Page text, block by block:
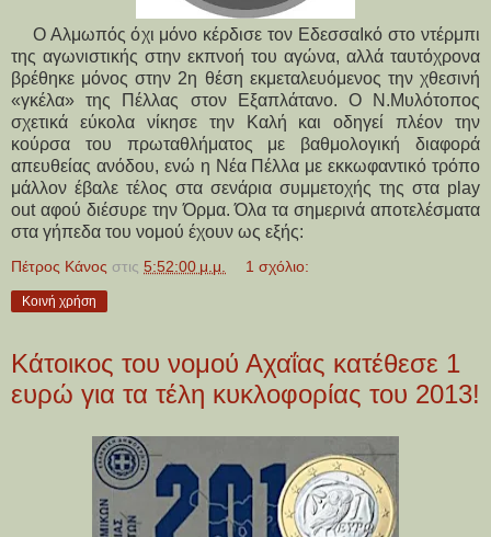
Ο Αλμωπός όχι μόνο κέρδισε τον ΕδεσσαΙκό στο ντέρμπι
της αγωνιστικής στην εκπνοή του αγώνα, αλλά ταυτόχρονα
βρέθηκε μόνος στην 2η θέση εκμεταλευόμενος την χθεσινή
«γκέλα» της Πέλλας στον Εξαπλάτανο. Ο Ν.Μυλότοπος
σχετικά εύκολα νίκησε την Καλή και οδηγεί πλέον την
κούρσα του πρωταθλήματος με βαθμολογική διαφορά
απευθείας ανόδου, ενώ η Νέα Πέλλα με εκκωφαντικό τρόπο
μάλλον έβαλε τέλος στα σενάρια συμμετοχής της στα play
out αφού διέσυρε την Όρμα. Όλα τα σημερινά αποτελέσματα
στα γήπεδα του νομού έχουν ως εξής:
Πέτρος Κάνος στις 5:52:00 μ.μ. 1 σχόλιο:
Κοινή χρήση
Κάτοικος του νομού Αχαΐας κατέθεσε 1
ευρώ για τα τέλη κυκλοφορίας του 2013!